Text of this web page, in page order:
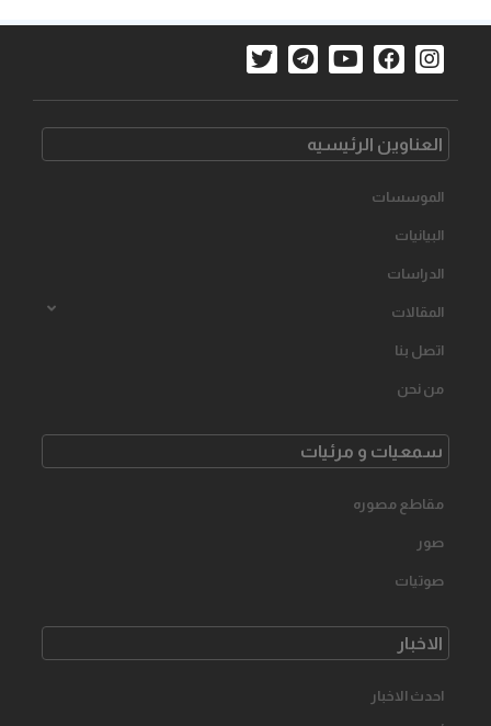
العناوین الرئیسیه
الموسسات
البیانیات
الدراسات
المقالات
اتصل بنا
من نحن
سمعیات و مرئیات
مقاطع مصوره
صور
صوتیات
الاخبار
احدث الاخبار